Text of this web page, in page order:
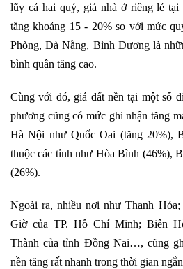
lũy cả hai quý, giá nhà ở riêng lẻ
tăng khoảng 15 - 20% so với mức
Phòng, Đà Nẵng, Bình Dương là
bình quân tăng cao.
Cùng với đó, giá đất nền tại một số
phương cũng có mức ghi nhận tăng
Hà Nội như Quốc Oai (tăng 20%),
thuộc các tỉnh như Hòa Bình (46%),
(26%).
Ngoài ra, nhiều nơi như Thanh
Giờ của TP. Hồ Chí Minh; Biên
Thành của tỉnh Đồng Nai…, cũng
nền tăng rất nhanh trong thời gian